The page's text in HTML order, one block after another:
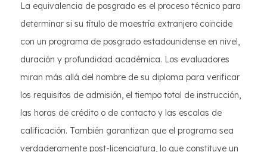
La equivalencia de posgrado es el proceso técnico para
determinar si su título de maestría extranjero coincide
con un programa de posgrado estadounidense en nivel,
duración y profundidad académica. Los evaluadores
miran más allá del nombre de su diploma para verificar
los requisitos de admisión, el tiempo total de instrucción,
las horas de crédito o de contacto y las escalas de
calificación. También garantizan que el programa sea
verdaderamente post-licenciatura, lo que constituye un